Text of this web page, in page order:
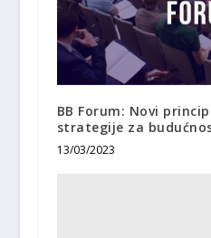
BB Forum: Novi
strategije za
13/03/2023